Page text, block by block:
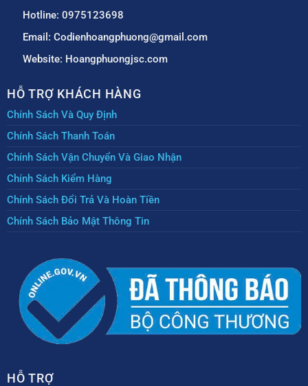
Hotline: 0975123698
Email: Codienhoangphuong@gmail.com
Website: Hoangphuongjsc.com
HỖ TRỢ KHÁCH HÀNG
Chính Sách Và Quy Định
Chính Sách Thanh Toán
Chính Sách Vận Chuyển Và Giao Nhận
Chính Sách Kiểm Hàng
Chính Sách Đổi Trả Và Hoàn Tiền
Chính Sách Bảo Mật Thông Tin
HỖ TRỢ